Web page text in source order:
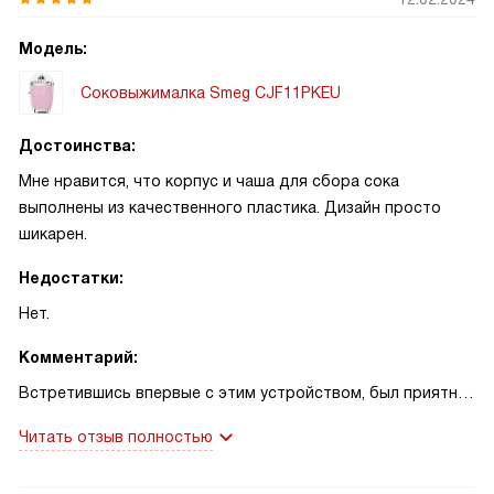
Модель:
Соковыжималка Smeg CJF11PKEU
Достоинства:
Мне нравится, что корпус и чаша для сбора сока
выполнены из качественного пластика. Дизайн просто
шикарен.
Недостатки:
Нет.
Комментарий:
Встретившись впервые с этим устройством, был приятно
необходимыми функциями для удобного и эффективного
Читать отзыв полностью